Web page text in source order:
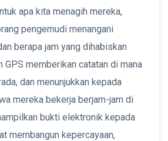
apa kita menagih mereka,
pengemudi menangani
berapa jam yang dihabiskan
GPS memberikan catatan di mana
dan menunjukkan kepada
mereka bekerja berjam-jam di
bukti elektronik kepada
membangun kepercayaan,